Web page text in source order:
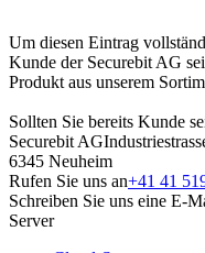
Um diesen Eintrag
Kunde der Securebit AG
Produkt aus unserem
Sollten Sie bereits Kunde
Securebit AG
6345 Neuheim
Rufen Sie uns an+41 41
Schreiben Sie uns eine E-
Server